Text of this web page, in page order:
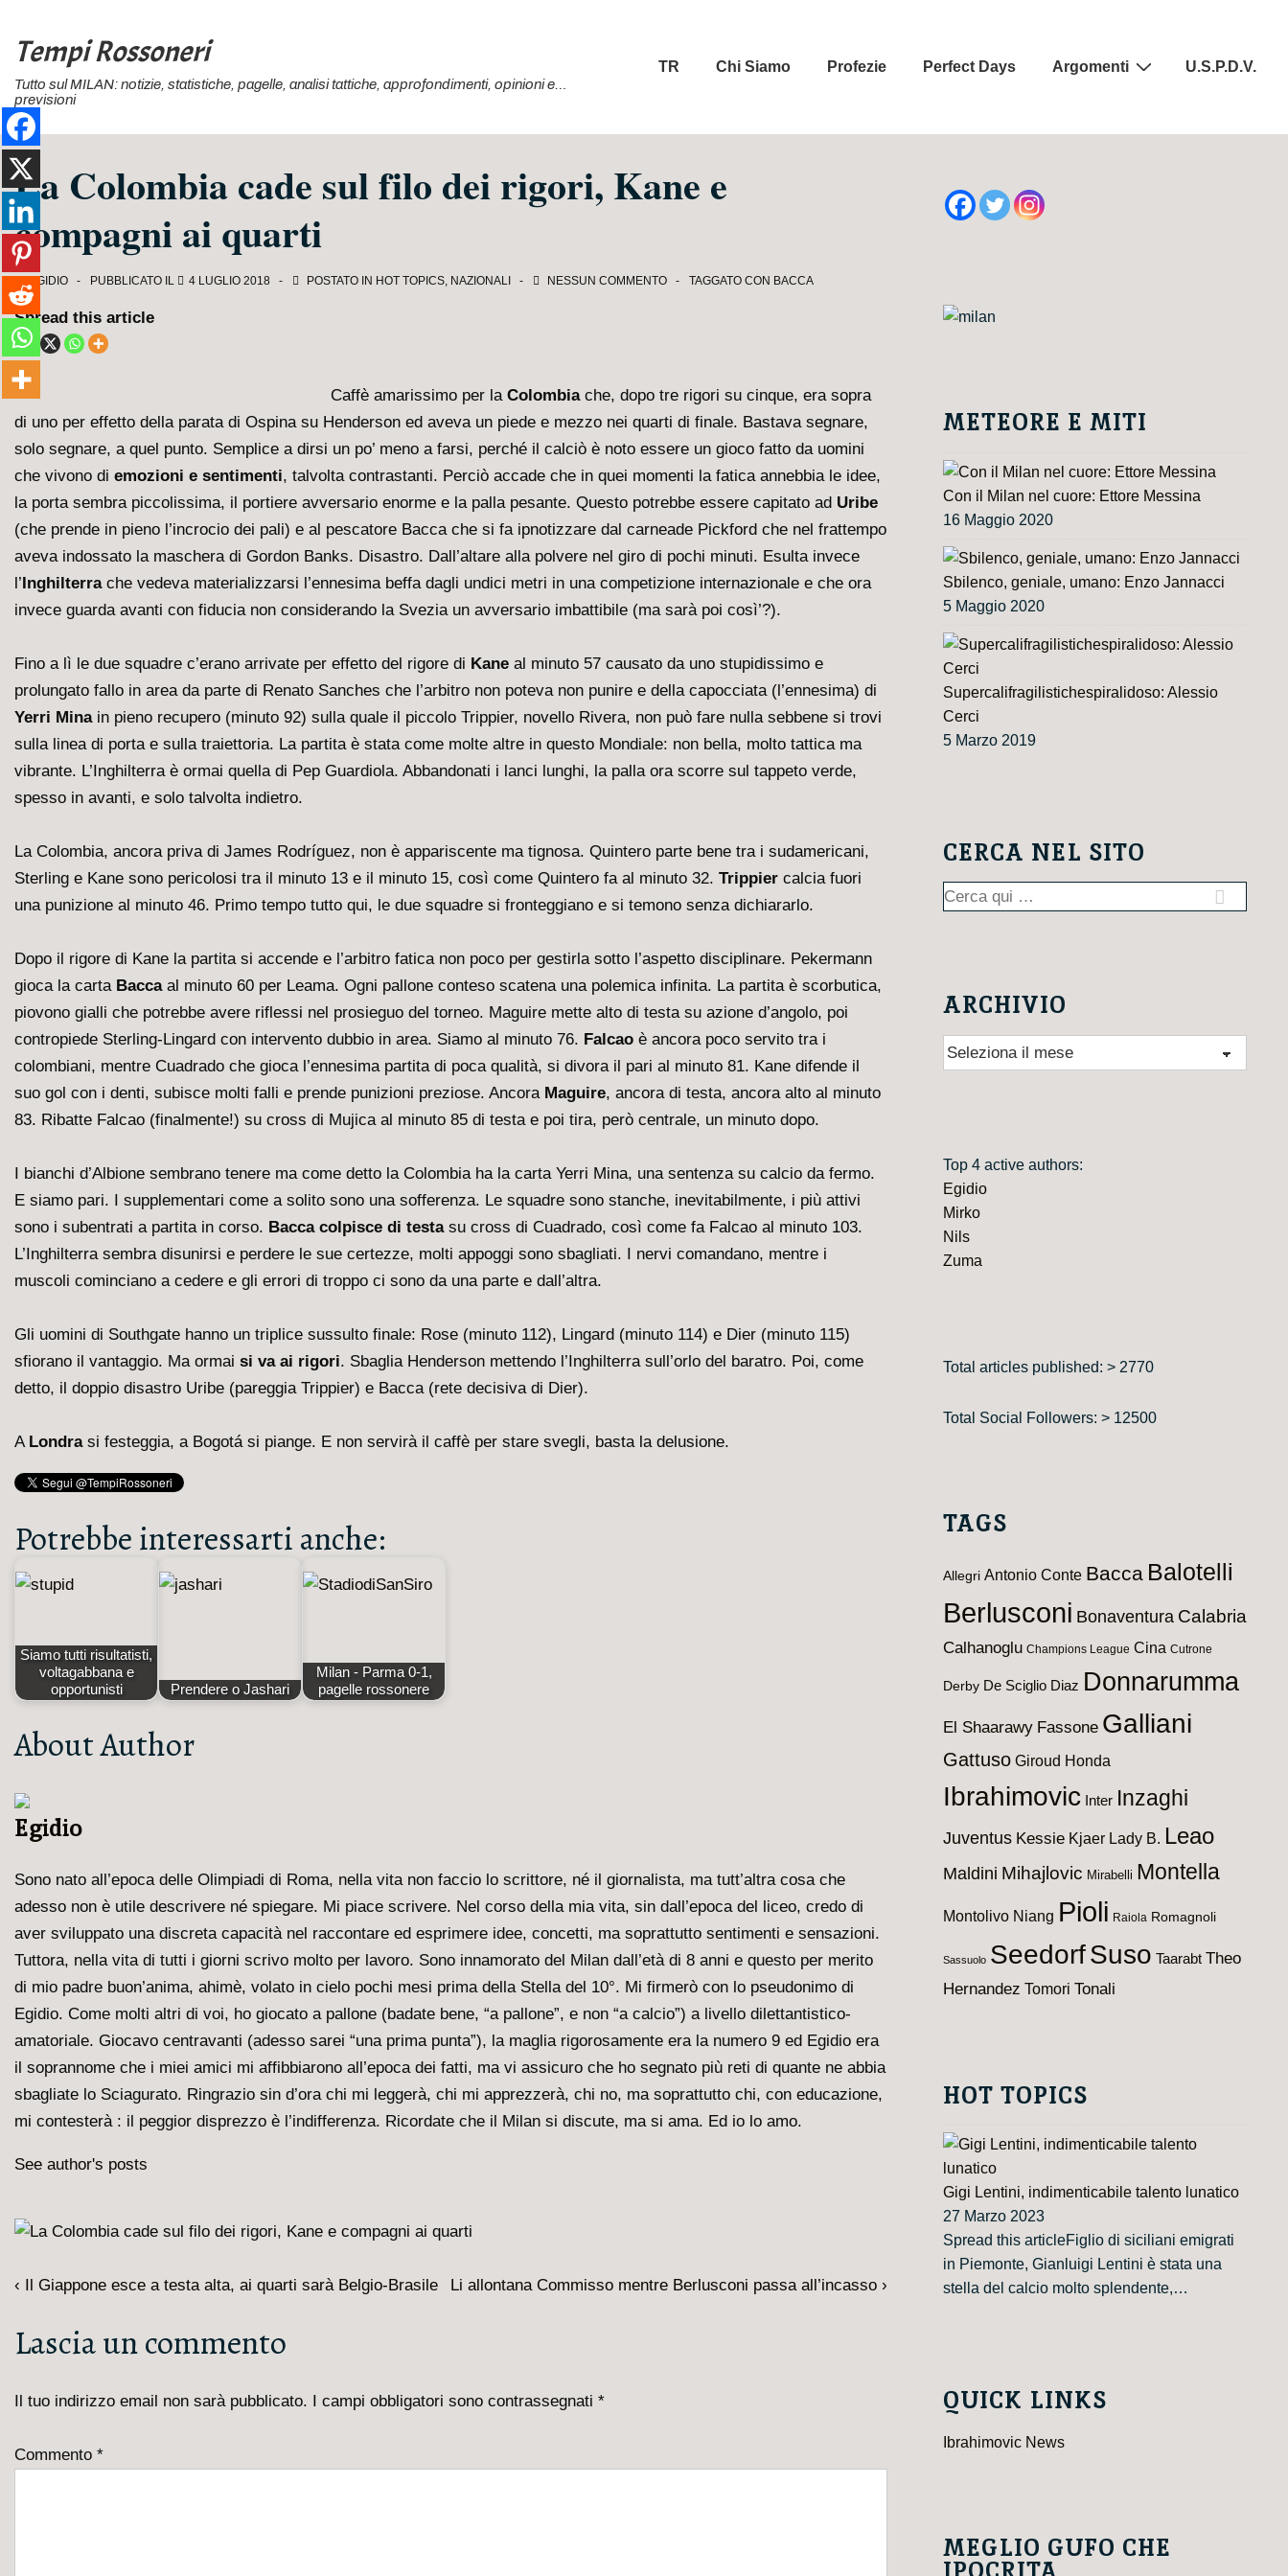
Vai
contenuto
principale
Tempi Rossoneri
Tutto sul MILAN: notizie, statistiche, pagelle, analisi tattiche, approfondimenti, opinioni e…
previsioni
Menu
TR Chi Siamo Profezie Perfect Days Argomenti U.S.P.D.V.
La Colombia cade sul filo dei rigori, Kane e
compagni ai quarti
EGIDIO PUBBLICATO IL 4 LUGLIO 2018 POSTATO IN HOT TOPICS, NAZIONALI NESSUN COMMENTO TAGGATO CON BACCA
Spread this article
Caffè amarissimo per la Colombiache, dopo tre rigori su cinque, era sopra
di uno per effetto della parata di Ospina su Henderson ed aveva un piede e mezzo nei quarti di finale. Bastava segnare,
solo segnare, a quel punto. Semplice a dirsi un po’ meno a farsi, perché il calciò è noto essere un gioco fatto da uomini
che vivono di emozioni e sentimenti, talvolta contrastanti. Perciò accade che in quei momenti la fatica annebbia le idee,
la porta sembra piccolissima, il portiere avversario enorme e la palla pesante. Questo potrebbe essere capitato ad Uribe
(che prende in pieno l’incrocio dei pali) e al pescatore Bacca che si fa ipnotizzare dal carneade Pickford che nel frattempo
aveva indossato la maschera di Gordon Banks. Disastro. Dall’altare alla polvere nel giro di pochi minuti. Esulta invece
l’Inghilterrache vedeva materializzarsi l’ennesima beffa dagli undici metri in una competizione internazionale e che ora
invece guarda avanti con fiducia non considerando la Svezia un avversario imbattibile (ma sarà poi così’?).
Fino a lì le due squadre c’erano arrivate per effetto del rigore di Kane al minuto 57 causato da uno stupidissimo e
prolungato fallo in area da parte di Renato Sanches che l’arbitro non poteva non punire e della capocciata (l’ennesima) di
Yerri Minain pieno recupero (minuto 92) sulla quale il piccolo Trippier, novello Rivera, non può fare nulla sebbene si trovi
sulla linea di porta e sulla traiettoria. La partita è stata come molte altre in questo Mondiale: non bella, molto tattica ma
vibrante. L’Inghilterra è ormai quella di Pep Guardiola. Abbandonati i lanci lunghi, la palla ora scorre sul tappeto verde,
spesso in avanti, e solo talvolta indietro.
La Colombia, ancora priva di James Rodríguez, non è appariscente ma tignosa. Quintero parte bene tra i sudamericani,
Sterling e Kane sono pericolosi tra il minuto 13 e il minuto 15, così come Quintero fa al minuto 32. Trippier calcia fuori
una punizione al minuto 46. Primo tempo tutto qui, le due squadre si fronteggiano e si temono senza dichiararlo.
Dopo il rigore di Kane la partita si accende e l’arbitro fatica non poco per gestirla sotto l’aspetto disciplinare. Pekermann
gioca la carta Baccaal minuto 60 per Leama. Ogni pallone conteso scatena una polemica infinita. La partita è scorbutica,
piovono gialli che potrebbe avere riflessi nel prosieguo del torneo. Maguire mette alto di testa su azione d’angolo, poi
contropiede Sterling-Lingard con intervento dubbio in area. Siamo al minuto 76. Falcao è ancora poco servito tra i
colombiani, mentre Cuadrado che gioca l’ennesima partita di poca qualità, si divora il pari al minuto 81. Kane difende il
suo gol con i denti, subisce molti falli e prende punizioni preziose. Ancora Maguire, ancora di testa, ancora alto al minuto
83. Ribatte Falcao (finalmente!) su cross di Mujica al minuto 85 di testa e poi tira, però centrale, un minuto dopo.
I bianchi d’Albione sembrano tenere ma come detto la Colombia ha la carta Yerri Mina, una sentenza su calcio da fermo.
E siamo pari. I supplementari come a solito sono una sofferenza. Le squadre sono stanche, inevitabilmente, i più attivi
sono i subentrati a partita in corso. Bacca colpisce di testasu cross di Cuadrado, così come fa Falcao al minuto 103.
L’Inghilterra sembra disunirsi e perdere le sue certezze, molti appoggi sono sbagliati. I nervi comandano, mentre i
muscoli cominciano a cedere e gli errori di troppo ci sono da una parte e dall’altra.
Gli uomini di Southgate hanno un triplice sussulto finale: Rose (minuto 112), Lingard (minuto 114) e Dier (minuto 115)
sfiorano il vantaggio. Ma ormai si va ai rigori. Sbaglia Henderson mettendo l’Inghilterra sull’orlo del baratro. Poi, come
detto, il doppio disastro Uribe (pareggia Trippier) e Bacca (rete decisiva di Dier).
A Londrasi festeggia, a Bogotá si piange. E non servirà il caffè per stare svegli, basta la delusione.
Potrebbe interessarti anche:
Siamo tutti risultatisti,
voltagabbana e
opportunisti
Prendere o Jashari
Milan - Parma 0-1,
pagelle rossonere
About Author
Egidio
Sono nato all’epoca delle Olimpiadi di Roma, nella vita non faccio lo scrittore, né il giornalista, ma tutt’altra cosa che
adesso non è utile descrivere né spiegare. Mi piace scrivere. Nel corso della mia vita, sin dall’epoca del liceo, credo di
aver sviluppato una discreta capacità nel raccontare ed esprimere idee, concetti, ma soprattutto sentimenti e sensazioni.
Tuttora, nella vita di tutti i giorni scrivo molto per lavoro. Sono innamorato del Milan dall’età di 8 anni e questo per merito
di mio padre buon’anima, ahimè, volato in cielo pochi mesi prima della Stella del 10°. Mi firmerò con lo pseudonimo di
Egidio. Come molti altri di voi, ho giocato a pallone (badate bene, “a pallone”, e non “a calcio”) a livello dilettantistico-
amatoriale. Giocavo centravanti (adesso sarei “una prima punta”), la maglia rigorosamente era la numero 9 ed Egidio era
il soprannome che i miei amici mi affibbiarono all’epoca dei fatti, ma vi assicuro che ho segnato più reti di quante ne abbia
sbagliate lo Sciagurato. Ringrazio sin d’ora chi mi leggerà, chi mi apprezzerà, chi no, ma soprattutto chi, con educazione,
mi contesterà : il peggior disprezzo è l’indifferenza. Ricordate che il Milan si discute, ma si ama. Ed io lo amo.
See author's posts
Navigazione
L'articolo
è
‹ Il Giappone esce a testa alta, ai quarti sarà Belgio-Brasile
Il
Li allontana Commisso mentre Berlusconi passa all’incasso ›
Lascia un commento
Il tuo indirizzo email non sarà pubblicato. I campi obbligatori sono contrassegnati *
Commento *
METEORE E MITI
Con il Milan nel cuore: Ettore Messina
16 Maggio 2020
Sbilenco, geniale, umano: Enzo Jannacci
5 Maggio 2020
Supercalifragilistichespiralidoso: Alessio
Cerci
5 Marzo 2019
CERCA NEL SITO
Cerca:
ARCHIVIO
Archivio
Top 4 active authors:
Egidio
Mirko
Nils
Zuma
Total articles published: > 2770
Total Social Followers: > 12500
TAGS
Allegri Antonio Conte Bacca Balotelli
Berlusconi Bonaventura Calabria
Calhanoglu Champions League Cina Cutrone
Derby De Sciglio Diaz Donnarumma
El Shaarawy Fassone Galliani
Gattuso Giroud Honda
Ibrahimovic Inter Inzaghi
Juventus Kessie Kjaer Lady B. Leao
Maldini Mihajlovic Mirabelli Montella
Montolivo Niang Pioli Raiola Romagnoli
Sassuolo SeedorfSuso Taarabt Theo
Hernandez Tomori Tonali
HOT TOPICS
Gigi Lentini, indimenticabile talento lunatico
27 Marzo 2023
Spread this articleFiglio di siciliani emigrati
in Piemonte, Gianluigi Lentini è stata una
stella del calcio molto splendente,…
QUICK LINKS
Ibrahimovic News
MEGLIO GUFO CHE